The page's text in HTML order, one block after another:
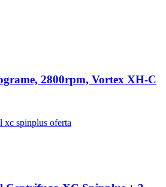
2800rpm, Vortex XH-C